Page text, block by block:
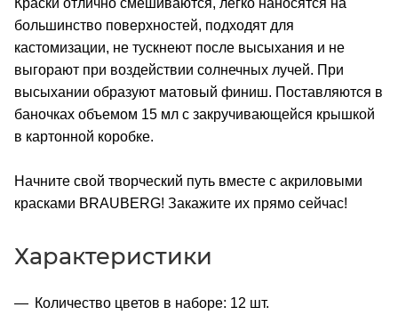
Краски отлично смешиваются, легко наносятся на
большинство поверхностей, подходят для
кастомизации, не тускнеют после высыхания и не
выгорают при воздействии солнечных лучей. При
высыхании образуют матовый финиш. Поставляются в
баночках объемом 15 мл с закручивающейся крышкой
в картонной коробке.
Начните свой творческий путь вместе с акриловыми
красками BRAUBERG! Закажите их прямо сейчас!
Характеристики
Количество цветов в наборе: 12 шт.